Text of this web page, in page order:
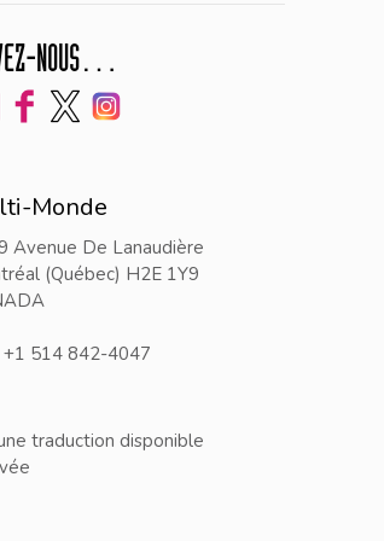
NOUS…
Monde
Avenue De Lanaudière
(Québec) H2E 1Y9
+1 514 842-4047
traduction disponible